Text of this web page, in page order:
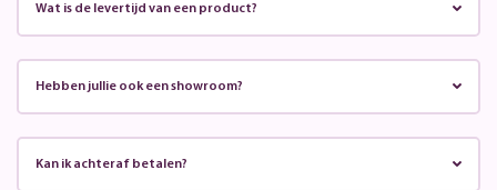
Wat is de levertijd van een product?
Hebben jullie ook een showroom?
Kan ik achteraf betalen?